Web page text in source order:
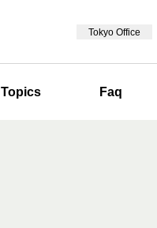
Tokyo Office
Topics Faq